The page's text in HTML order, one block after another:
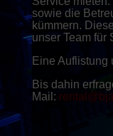
sowie die
kümmern.
unser Team für
Eine Auflistung
Bis dahin
Mail: